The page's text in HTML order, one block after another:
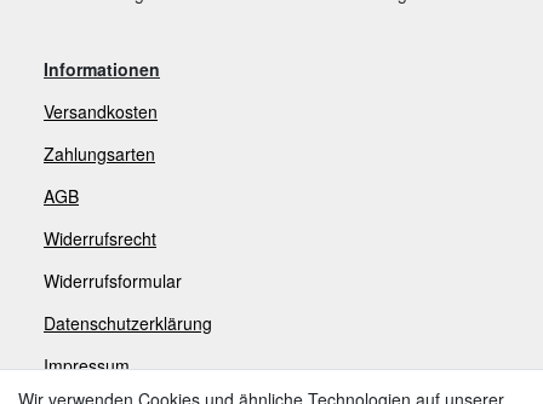
Informationen
Versandkosten
Zahlungsarten
AGB
Widerrufsrecht
Widerrufsformular
Datenschutzerklärung
Impressum
Wir verwenden Cookies und ähnliche Technologien auf unserer